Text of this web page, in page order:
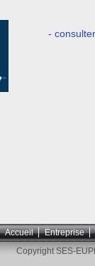
-
Accueil
Entreprise
Copyright SES-